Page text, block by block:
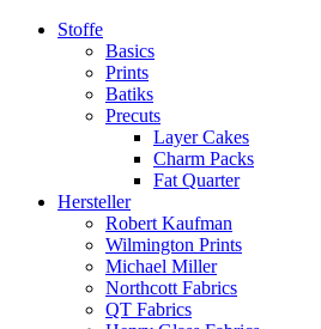
Stoffe
Basics
Prints
Batiks
Precuts
Layer Cakes
Charm Packs
Fat Quarter
Hersteller
Robert Kaufman
Wilmington Prints
Michael Miller
Northcott Fabrics
QT Fabrics